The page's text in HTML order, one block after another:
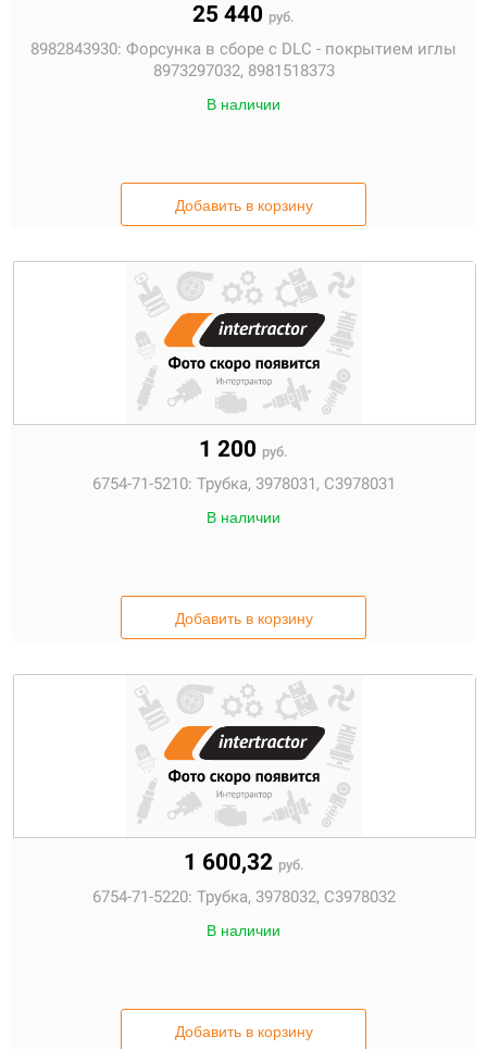
25 440 руб.
8982843930: Форсунка в сборе с DLC - покрытием иглы
8973297032, 8981518373
В наличии
Добавить в корзину
1 200 руб.
6754-71-5210: Трубка, 3978031, C3978031
В наличии
Добавить в корзину
1 600,32 руб.
6754-71-5220: Трубка, 3978032, C3978032
В наличии
Добавить в корзину